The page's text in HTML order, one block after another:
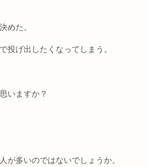
めた。
投げ出したくなってしまう。
いますか？
が多いのではないでしょうか。